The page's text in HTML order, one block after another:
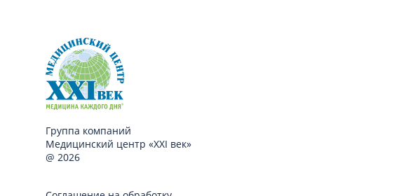
Группа компаний
Медицинский центр «XXI век»
@ 2026